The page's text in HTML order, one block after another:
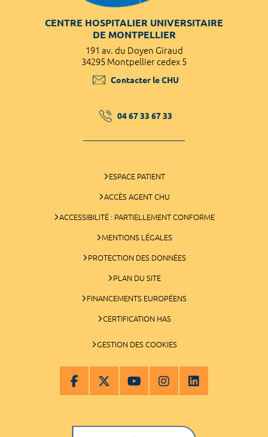
CENTRE HOSPITALIER UNIVERSITAIRE
DE MONTPELLIER
191 av. du Doyen Giraud
34295 Montpellier cedex 5
Contacter le CHU
04 67 33 67 33
ESPACE PATIENT
ACCÈS AGENT CHU
ACCESSIBILITÉ : PARTIELLEMENT CONFORME
MENTIONS LÉGALES
PROTECTION DES DONNÉES
PLAN DU SITE
FINANCEMENTS EUROPÉENS
CERTIFICATION HAS
GESTION DES COOKIES